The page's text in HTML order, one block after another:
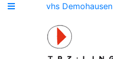
vhs Demohausen